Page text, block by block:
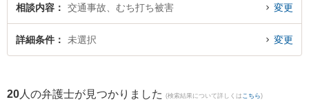
ルを今すぐに弁護士に相談したい』『むち打ち事故のトラブル解決の実績豊富
な近くの弁護士を検索したい』『初回相談無料でむち打ち事故を法律相談でき
る立川市内の弁護士に相談予約したい』などでお困りの相談者さんにおすすめ
相談内容 交通事故、むち打ち被害 変更
詳細条件 未選択 変更
20 人の弁護士が見つかりました (検索結果について詳しくは こちら)